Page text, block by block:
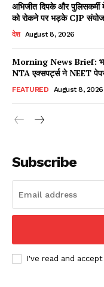
Facebook
X
Read
अभिजीत दिपके और पुलिसकर्मी
को रोकने पर भड़के CJP
देश August 8, 2026
Morning News Brief:
NTA एक्सपर्ट्स ने NEET
FEATURED August 8, 2026
Subscribe
I've read and